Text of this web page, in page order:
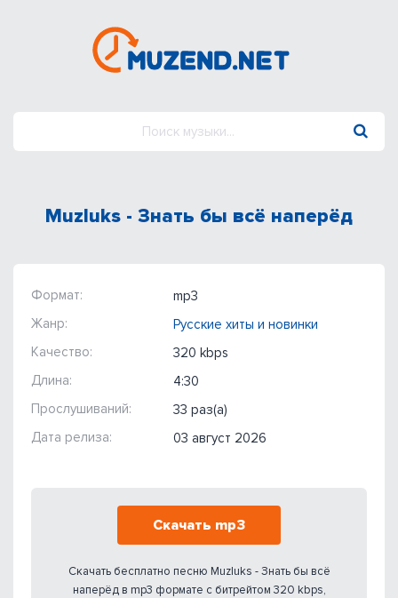
Muzluks - Знать бы всё наперёд
Формат:
mp3
Жанр:
Русские хиты и новинки
Качество:
320 kbps
Длина:
4:30
Прослушиваний:
33 раз(а)
Дата релиза:
03 август 2026
Скачать mp3
Скачать бесплатно песню Muzluks - Знать бы всё
наперёд в mp3 формате с битрейтом 320 kbps,